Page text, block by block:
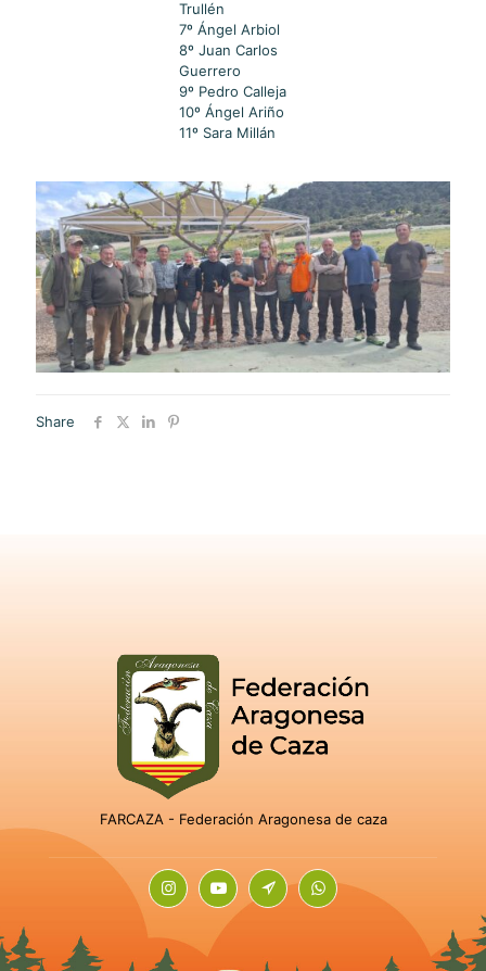
Trullén
7º Ángel Arbiol
8º Juan Carlos
Guerrero
9º Pedro Calleja
10º Ángel Ariño
11º Sara Millán
Share
FARCAZA - Federación Aragonesa de caza